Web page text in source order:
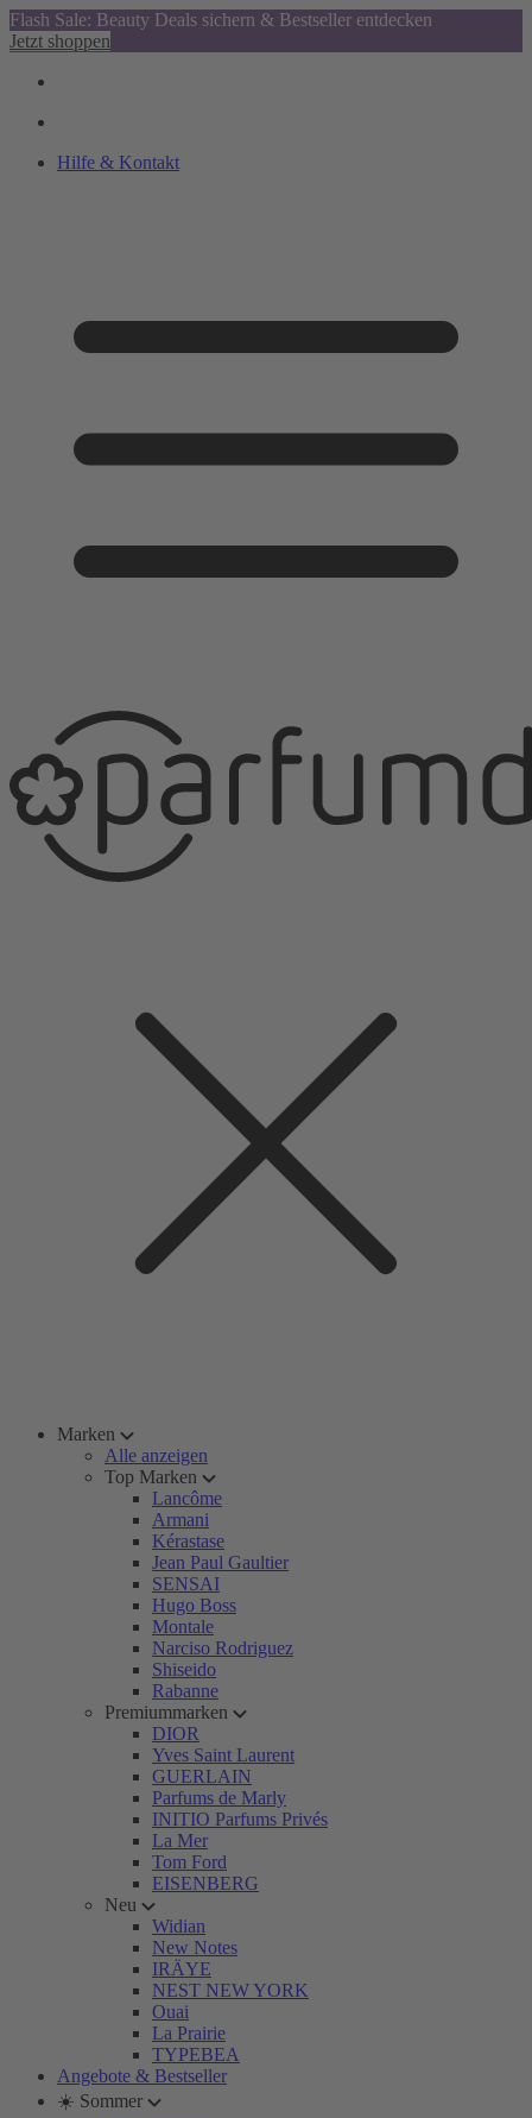
Flash Sale: Beauty Deals sichern & Bestseller entdecken
Jetzt shoppen
Hilfe & Kontakt
Marken
Alle anzeigen
Top Marken
Lancôme
Armani
Kérastase
Jean Paul Gaultier
SENSAI
Hugo Boss
Montale
Narciso Rodriguez
Shiseido
Rabanne
Premiummarken
DIOR
Yves Saint Laurent
GUERLAIN
Parfums de Marly
INITIO Parfums Privés
La Mer
Tom Ford
EISENBERG
Neu
Widian
New Notes
IRÄYE
NEST NEW YORK
Ouai
La Prairie
TYPEBEA
Angebote & Bestseller
☀️ Sommer